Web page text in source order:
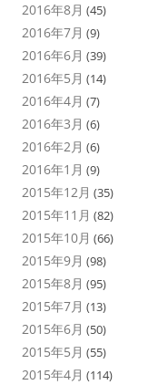
2016年8月 (45)
2016年7月 (9)
2016年6月 (39)
2016年5月 (14)
2016年4月 (7)
2016年3月 (6)
2016年2月 (6)
2016年1月 (9)
2015年12月 (35)
2015年11月 (82)
2015年10月 (66)
2015年9月 (98)
2015年8月 (95)
2015年7月 (13)
2015年6月 (50)
2015年5月 (55)
2015年4月 (114)